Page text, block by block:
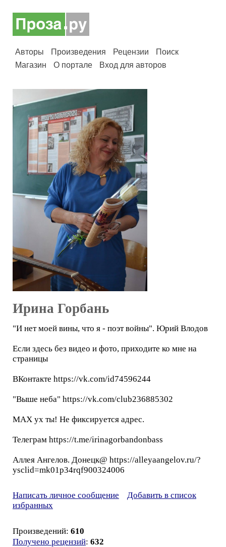
Авторы Произведения Рецензии
Поиск
Магазин
О портале Вход для авторов
Ирина Горбань
"И нет моей вины, что я - поэт войны". Юрий Влодов
Если здесь без видео и фото, приходите ко мне на
страницы
ВКонтакте https://vk.com/id74596244
"Выше неба" https://vk.com/club236885302
МАХ ух ты! Не фиксируется адрес.
Телеграм https://t.me/irinagorbandonbass
Аллея Ангелов. Донецк@ https://alleyaangelov.ru/?
ysclid=mk01p34rqf900324006
Написать личное сообщение
Добавить в список
избранных
Произведений: 610
Получено рецензий: 632